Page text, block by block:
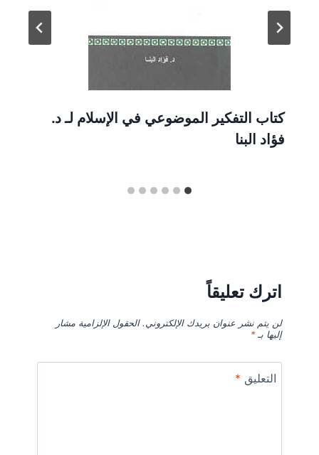
كتاب التفكير الموضوعي في الإسلام لـ د.
فؤاد البنا
اترك تعليقاً
لن يتم نشر عنوان بريدك الإلكتروني. الحقول الإلزامية مشار
إليها بـ*
التعليق *